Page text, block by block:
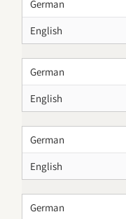
German
English
German
English
German
English
German